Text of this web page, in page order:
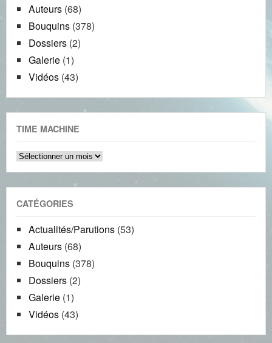
Auteurs (68)
Bouquins (378)
Dossiers (2)
Galerie (1)
Vidéos (43)
TIME MACHINE
Time
CATÉGORIES
Actualités/Parutions (53)
Auteurs (68)
Bouquins (378)
Dossiers (2)
Galerie (1)
Vidéos (43)